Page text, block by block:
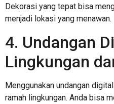
Dekorasi yang tepat bisa
menjadi lokasi yang menawan.
4. Undangan
Lingkungan
Menggunakan undangan
ramah lingkungan. Anda bisa